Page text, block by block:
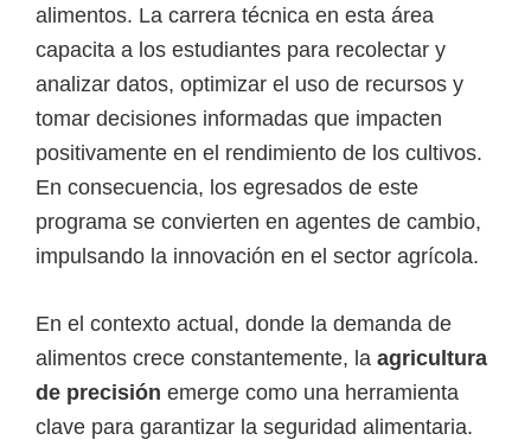
l
S
E
N
A
alimentos. La carrera técnica en esta área
capacita a los estudiantes para recolectar y
analizar datos, optimizar el uso de recursos y
tomar decisiones informadas que impacten
positivamente en el rendimiento de los cultivos.
En consecuencia, los egresados de este
programa se convierten en agentes de cambio,
impulsando la innovación en el sector agrícola.
En el contexto actual, donde la demanda de
alimentos crece constantemente, la agricultura
de precisión emerge como una herramienta
clave para garantizar la seguridad alimentaria.